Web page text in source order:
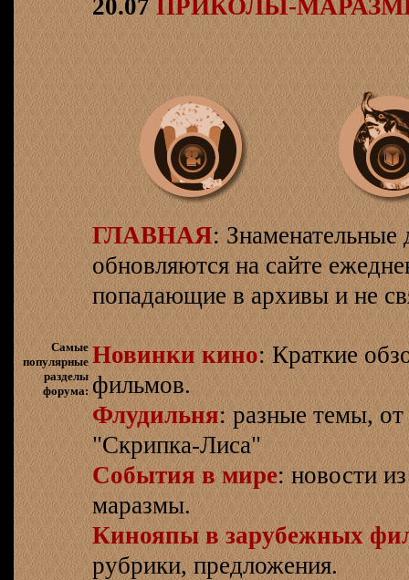
20.07 ПРИКОЛЫ-
ГЛАВНАЯ: Знаменательные
обновляются на сайте
попадающие в архивы и не
Самые
популярные
разделы
форума:
Новинки кино: Краткие
фильмов.
Флудильня: разные темы,
"Скрипка-Лиса"
События в мире: новости
маразмы.
Кинояпы в зарубежных
рубрики, предложения.